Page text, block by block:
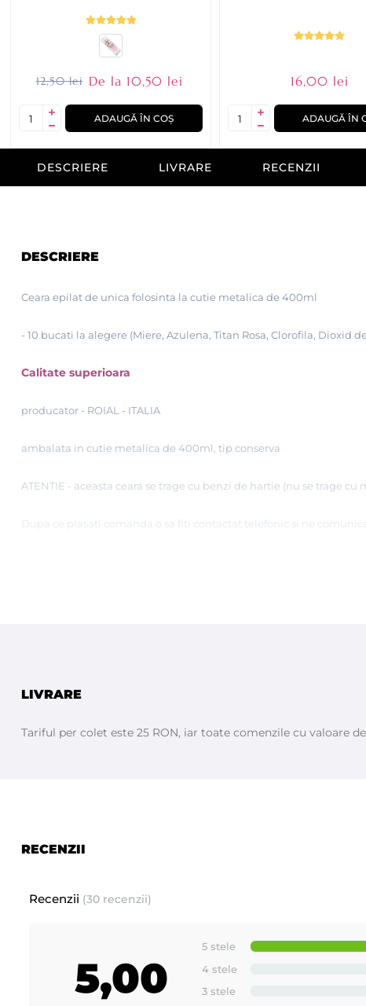
12,50 lei De la 10,50 lei
ADAUGĂ ÎN COȘ
16,00 lei
ADAUGĂ ÎN
DESCRIERE LIVRARE RECENZII
DESCRIERE
Ceara epilat de unica folosinta la cutie metalica de 400ml
- 10 bucati la alegere (Miere, Azulena, Titan Rosa, Clorofila, Dioxid
Calitate superioara
producator - ROIAL - ITALIA
ambalata in cutie metalica de 400ml, tip conserva
ATENTIE - aceasta ceara se trage cu benzi de hartie (nu se trage cu
Dupa ce plasati comanda o sa fiti contactat telefonic si ne
LIVRARE
Tariful per colet este 25 RON, iar toate comenzile cu valoare
RECENZII
Recenzii (30 recenzii)
5,00
5 stele
4 stele
3 stele